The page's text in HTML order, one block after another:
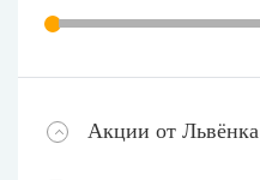
Акции от Львёнка